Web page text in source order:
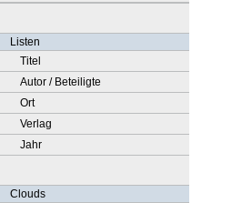
Listen
Titel
Autor / Beteiligte
Ort
Verlag
Jahr
Clouds